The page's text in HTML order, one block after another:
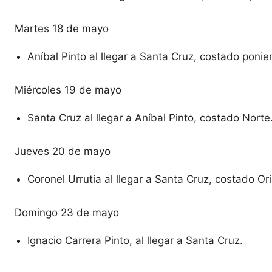
Martes 18 de mayo
Aníbal Pinto al llegar a Santa Cruz, costado
Miércoles 19 de mayo
Santa Cruz al llegar a Aníbal Pinto, costado Norte.
Jueves 20 de mayo
Coronel Urrutia al llegar a Santa Cruz, costado
Domingo 23 de mayo
Ignacio Carrera Pinto, al llegar a Santa Cruz.